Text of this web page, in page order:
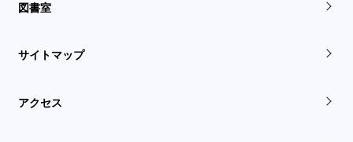
図書室
サイトマップ
アクセス